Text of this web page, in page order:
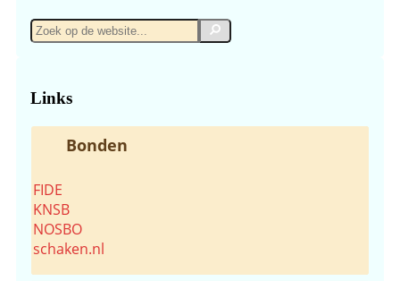
Zoek
op
Zoek
Links
Bonden
FIDE
KNSB
NOSBO
schaken.nl